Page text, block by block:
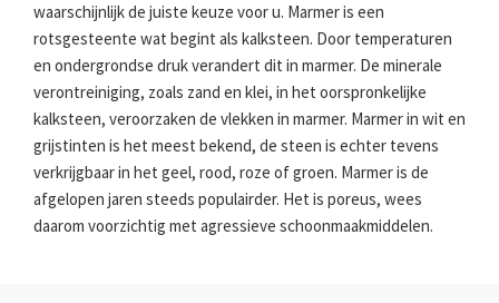
waarschijnlijk de juiste keuze voor u. Marmer is een
rotsgesteente wat begint als kalksteen. Door temperaturen
en ondergrondse druk verandert dit in marmer. De minerale
verontreiniging, zoals zand en klei, in het oorspronkelijke
kalksteen, veroorzaken de vlekken in marmer. Marmer in wit en
grijstinten is het meest bekend, de steen is echter tevens
verkrijgbaar in het geel, rood, roze of groen. Marmer is de
afgelopen jaren steeds populairder. Het is poreus, wees
daarom voorzichtig met agressieve schoonmaakmiddelen.